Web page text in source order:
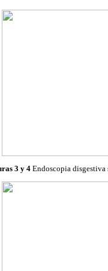
3 y 4Endoscopia disgestiva